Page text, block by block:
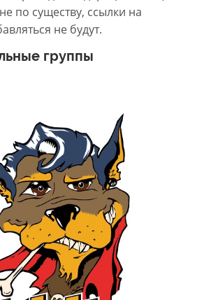
по существу, ссылки на
не будут.
группы